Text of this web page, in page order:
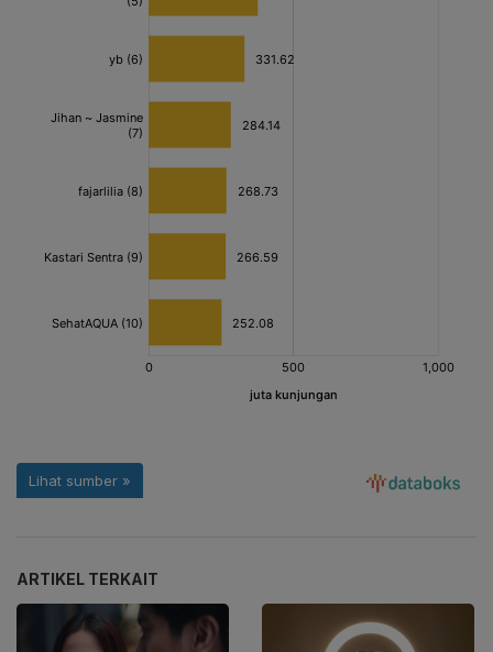
ARTIKEL TERKAIT